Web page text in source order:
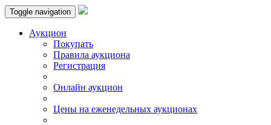
Toggle navigation
Аукцион
Пoкупать
Правила аукциона
Регистрация
Онлайн аукцион
Цены на еженедельных аукционах